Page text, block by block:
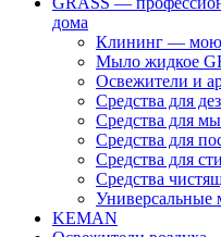
дома
Клининг —
Мыло жидкое
Освежители и
Средства для
Средства для
Средства для
Средства для
Средства
Универсальные
KEMAN